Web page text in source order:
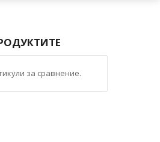
за сравнение.